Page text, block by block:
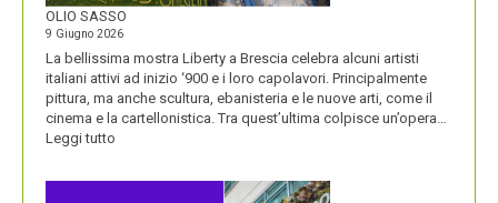
DI
NOME
OLIO SASSO
9 Giugno 2026
La bellissima mostra Liberty a Brescia celebra alcuni artisti
italiani attivi ad inizio ‘900 e i loro capolavori. Principalmente
pittura, ma anche scultura, ebanisteria e le nuove arti, come il
cinema e la cartellonistica. Tra quest’ultima colpisce un’opera…
Leggi tutto
SASSO